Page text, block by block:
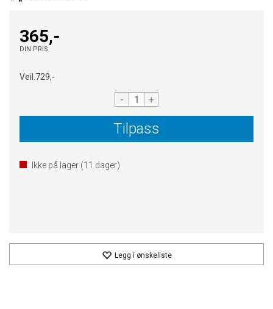
365,-
DIN PRIS
Veil. 729,-
- +
Tilpass
Ikke på lager (11 dager)
Legg i ønskeliste